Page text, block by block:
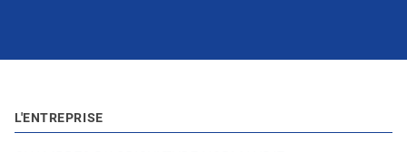
L'ENTREPRISE